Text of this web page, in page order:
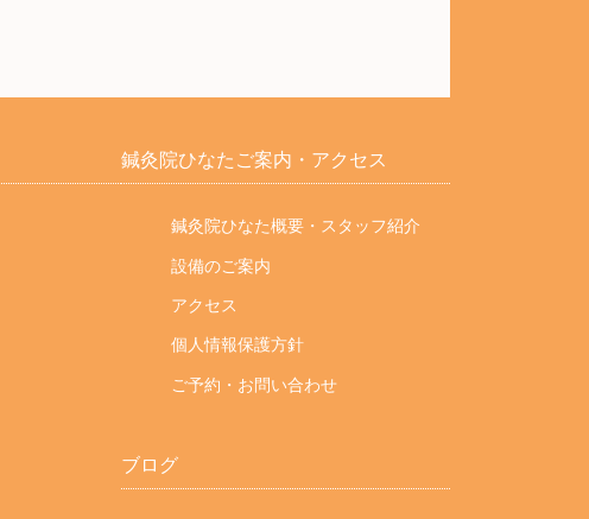
鍼灸院ひなた ご案内・アクセス
鍼灸院ひなた概要・スタッフ紹介
設備のご案内
アクセス
個人情報保護方針
ご予約・お問い合わせ
ブログ